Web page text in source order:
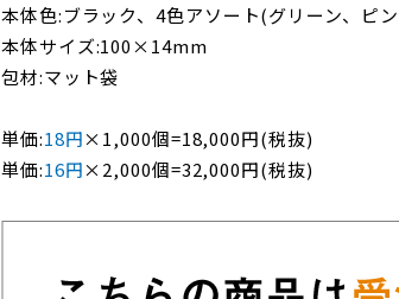
本体色:ブラック、4色アソート(グリーン、ピ
本体サイズ:100×14mm
包材:マット袋
単価:18円×1,000個=18,000円(税抜)
単価:16円×2,000個=32,000円(税抜)